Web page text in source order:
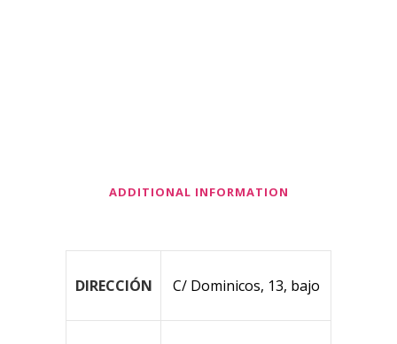
ADDITIONAL INFORMATION
DIRECCIÓN C/ Dominicos, 13, bajo